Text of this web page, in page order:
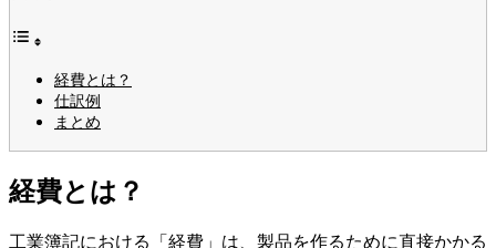
経費とは？
仕訳例
まとめ
経費とは？
工業簿記における「経費」は、製品を作るために直接かかる